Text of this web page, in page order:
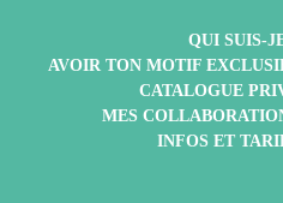
QUI SUIS-
AVOIR TON MOTIF
CATALOGUE
MES
INFOS ET